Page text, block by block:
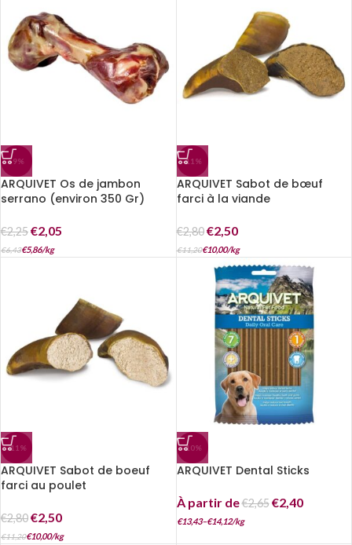
-9%
ARQUIVET Os de jambon
serrano (environ 350 Gr)
€2,25€2,05
€6,43€5,86/kg
-11%
ARQUIVET Sabot de bœuf
farci à la viande
€2,80 €2,50
€11,20€10,00/kg
-11%
ARQUIVET Sabot de boeuf
farci au poulet
€2,80€2,50
€11,20€10,00/kg
-10%
ARQUIVET Dental Sticks
À partir de€2,65 €2,40
€13,43–€14,12/kg